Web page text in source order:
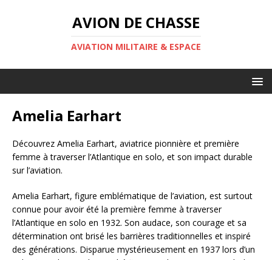
AVION DE CHASSE
AVIATION MILITAIRE & ESPACE
Amelia Earhart
Découvrez Amelia Earhart, aviatrice pionnière et première
femme à traverser l’Atlantique en solo, et son impact durable
sur l’aviation.
Amelia Earhart, figure emblématique de l’aviation, est surtout
connue pour avoir été la première femme à traverser
l’Atlantique en solo en 1932. Son audace, son courage et sa
détermination ont brisé les barrières traditionnelles et inspiré
des générations. Disparue mystérieusement en 1937 lors d’un